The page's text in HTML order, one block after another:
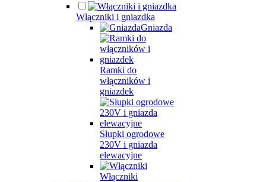
Włączniki i gniazdka
Gniazda
Ramki do
włączników i
gniazdek
Słupki ogrodowe
230V i gniazda
elewacyjne
Włączniki